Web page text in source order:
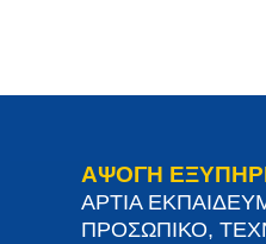
ΑΨΟΓΗ
ΑΡΤΙΑ
ΠΡΟΣΩΠΙΚΟ,